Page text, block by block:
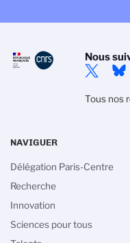
Nous
Tous nos
NAVIGUER
Délégation Paris-Centre
Recherche
Innovation
Sciences pour tous